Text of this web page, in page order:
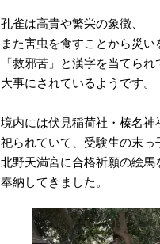
孔雀は高貴や繁栄の象徴、
また害虫を食すことから災い
「救邪苦」と漢字を当てられ
大事にされているようです。
境内には伏見稲荷社・榛名神
祀られていて、受験生の末っ
北野天満宮に合格祈願の絵馬
奉納してきました。